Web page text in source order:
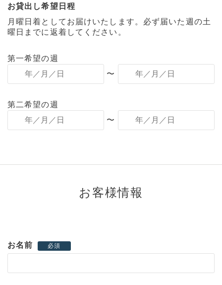
お貸出し希望日程
月曜日着としてお届けいたします。必ず届いた週の土
曜日までに返着してください。
第一希望の週
〜
第二希望の週
〜
お客様情報
お名前 必須